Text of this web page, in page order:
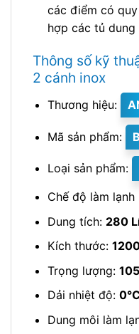
các điểm có
hợp các tủ dung
Thông số kỹ
2 cánh inox
Thương hiệu:
Mã sản phẩm:
Loại sản phẩm:
Chế độ làm
Dung tích: 280
Kích thước:
Trọng lượng:
Dải nhiệt độ:
Dung môi làm